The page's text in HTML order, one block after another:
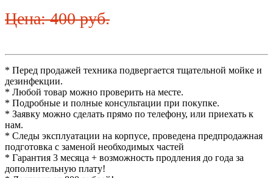
Цена: 400 руб.
* Перед продажей техника подвергается тщательной мойке и
дезинфекции.
* Любой товар можно проверить на месте.
* Подробные и полные консультации при покупке.
* Заявку можно сделать прямо по телефону, или приехать к
нам.
* Следы эксплуатации на корпусе, проведена предпродажная
подготовка с заменой необходимых частей
* Гарантия 3 месяца + возможность продления до года за
дополнительную плату!